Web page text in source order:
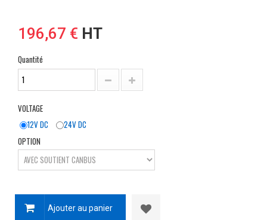
196,67 € HT
Quantité
VOLTAGE
12V DC
24V DC
OPTION
Ajouter au panier